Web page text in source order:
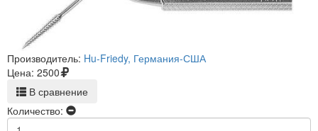
Производитель: Hu-Friedy, Германия-США
Цена: 2500
В сравнение
Количество: